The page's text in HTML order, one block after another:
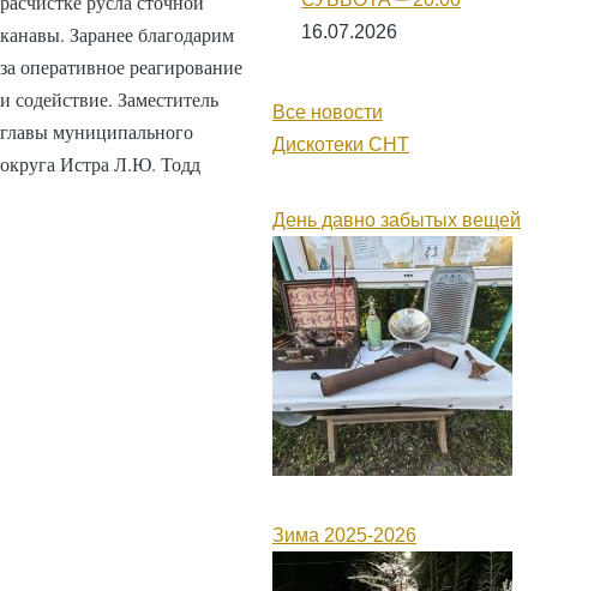
канавы. Заранее благодарим
за оперативное реагирование
и содействие. Заместитель
главы муниципального
округа Истра Л.Ю. Тодд
16.07.2026
Все новости
Дискотеки СНТ
День давно забытых вещей
Зима 2025-2026